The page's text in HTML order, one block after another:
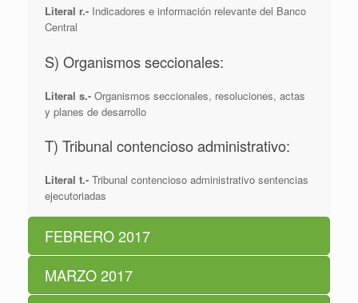
Literal r.- Indicadores e información relevante del Banco
Central
S) Organismos seccionales:
Literal s.- Organismos seccionales, resoluciones, actas
y planes de desarrollo
T) Tribunal contencioso administrativo:
Literal t.- Tribunal contencioso administrativo sentencias
ejecutoriadas
FEBRERO 2017
MARZO 2017